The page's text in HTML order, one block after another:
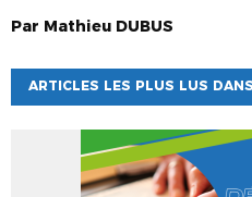
Par Mathieu DUBUS
ARTICLES LES PLUS LUS